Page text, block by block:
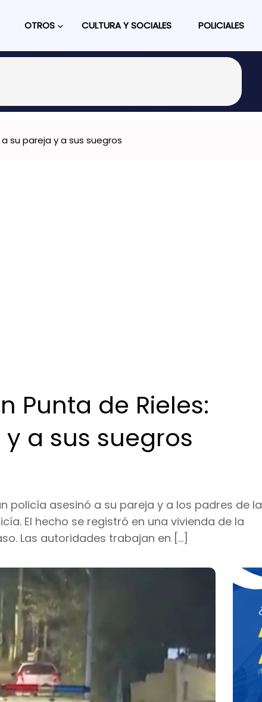
OTROS CULTURA Y SOCIALES POLICIALES
su pareja y a sus suegros
Punta de Rieles:
a sus suegros
policía asesinó a su pareja y a los padres de la
El hecho se registró en una vivienda de la
Las autoridades trabajan en […]